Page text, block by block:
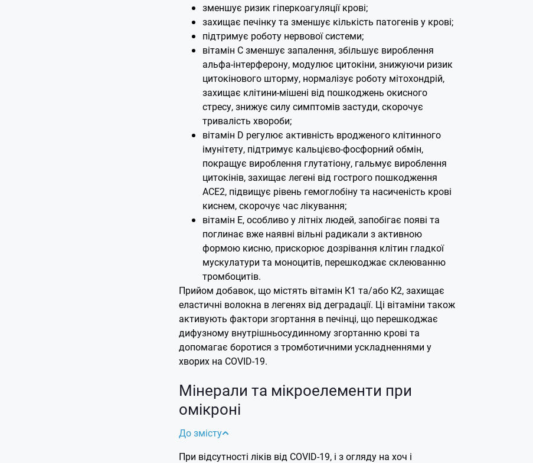
зменшує ризик гіперкоагуляції крові;
захищає печінку та зменшує кількість патогенів у крові;
підтримує роботу нервової системи;
вітамін С зменшує запалення, збільшує вироблення
альфа-інтерферону, модулює цитокіни, знижуючи ризик
цитокінового шторму, нормалізує роботу мітохондрій,
захищає клітини-мішені від пошкоджень окисного
стресу, знижує силу симптомів застуди, скорочує
тривалість хвороби;
вітамін D регулює активність вродженого клітинного
імунітету, підтримує кальцієво-фосфорний обмін,
покращує вироблення глутатіону, гальмує вироблення
цитокінів, захищає легені від гострого пошкодження
ACE2, підвищує рівень гемоглобіну та насиченість крові
киснем, скорочує час лікування;
вітамін E, особливо у літніх людей, запобігає появі та
поглинає вже наявні вільні радикали з активною
формою кисню, прискорює дозрівання клітин гладкої
мускулатури та моноцитів, перешкоджає склеюванню
тромбоцитів.
Прийом добавок, що містять вітамін К1 та/або К2, захищає
еластичні волокна в легенях від деградації. Ці вітаміни також
активують фактори згортання в печінці, що перешкоджає
дифузному внутрішньосудинному згортанню крові та
допомагає боротися з тромботичними ускладненнями у
хворих на COVID-19.
Мінерали та мікроелементи при
омікроні
До змісту
При відсутності ліків від COVID-19, і з огляду на хоч і